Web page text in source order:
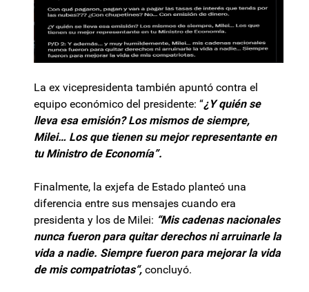
La ex vicepresidenta también apuntó contra el
equipo económico del presidente: “¿Y quién se
lleva esa emisión? Los mismos de siempre,
Milei… Los que tienen su mejor representante en
tu Ministro de Economía”.
Finalmente, la exjefa de Estado planteó una
diferencia entre sus mensajes cuando era
presidenta y los de Milei: “Mis cadenas nacionales
nunca fueron para quitar derechos ni arruinarle la
vida a nadie. Siempre fueron para mejorar la vida
de mis compatriotas“, concluyó.